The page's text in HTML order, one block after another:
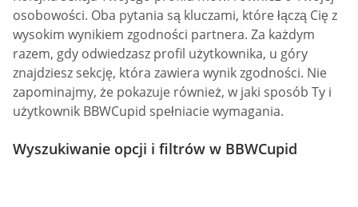
osobowości. Oba pytania są kluczami, które łączą Cię z
wysokim wynikiem zgodności partnera. Za każdym
razem, gdy odwiedzasz profil użytkownika, u góry
znajdziesz sekcję, która zawiera wynik zgodności. Nie
zapominajmy, że pokazuje również, w jaki sposób Ty i
użytkownik BBWCupid spełniacie wymagania.
Wyszukiwanie opcji i filtrów w BBWCupid